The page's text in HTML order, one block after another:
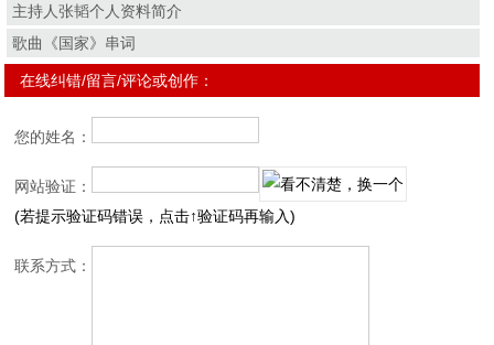
主持人张韬个人资料简介
歌曲《国家》串词
在线纠错/留言/评论或创作：
您的姓名：
网站验证：
(若提示验证码错误，点击↑验证码再输入)
联系方式：